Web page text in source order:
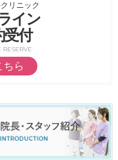
リニック
イン
受付
RESERVE
ちら